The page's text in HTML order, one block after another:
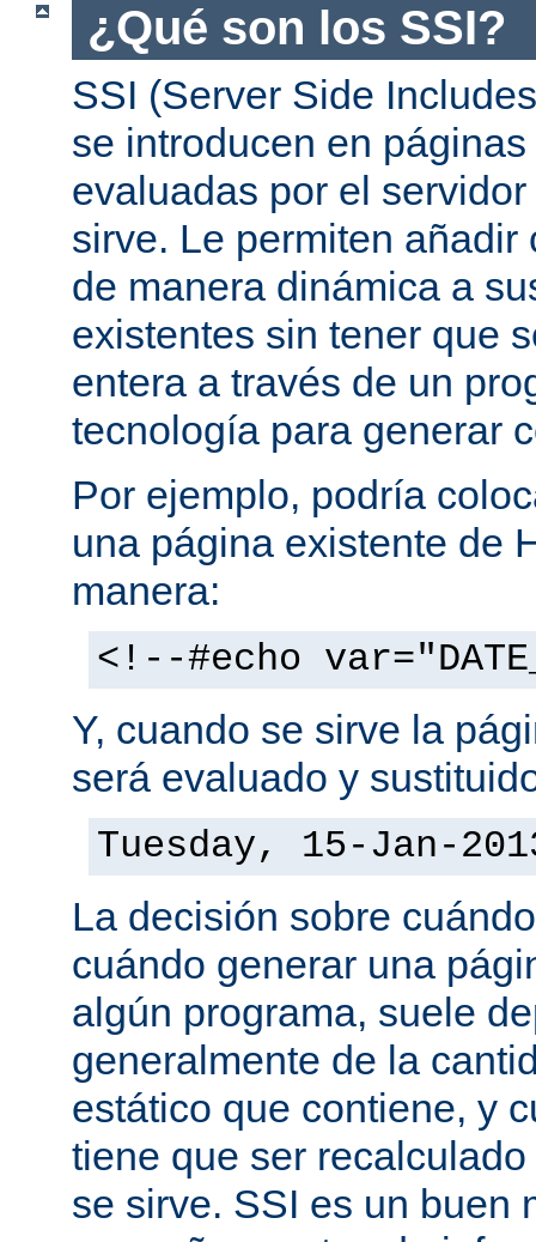
¿Qué son los SSI?
SSI (Server Side
se introducen en
evaluadas por el
sirve. Le permiten
de manera dinámica a
existentes sin tener que
entera a través de un
tecnología para generar
Por ejemplo, podría
una página existente de
manera:
<!--#echo
Y, cuando se sirve la
será evaluado y
Tuesday, 15-Jan-
La decisión sobre
cuándo generar una
algún programa, suele
generalmente de la
estático que contiene, y
tiene que ser
se sirve. SSI es un buen